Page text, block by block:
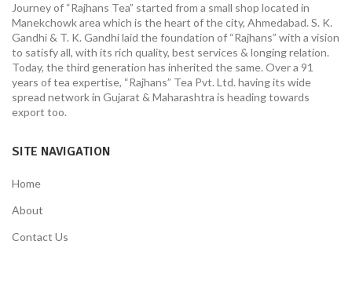
Journey of “Rajhans Tea” started from a small shop located in
Manekchowk area which is the heart of the city, Ahmedabad. S. K.
Gandhi & T. K. Gandhi laid the foundation of “Rajhans” with a vision
to satisfy all, with its rich quality, best services & longing relation.
Today, the third generation has inherited the same. Over a 91
years of tea expertise, “Rajhans” Tea Pvt. Ltd. having its wide
spread network in Gujarat & Maharashtra is heading towards
export too.
SITE NAVIGATION
Home
About
Contact Us